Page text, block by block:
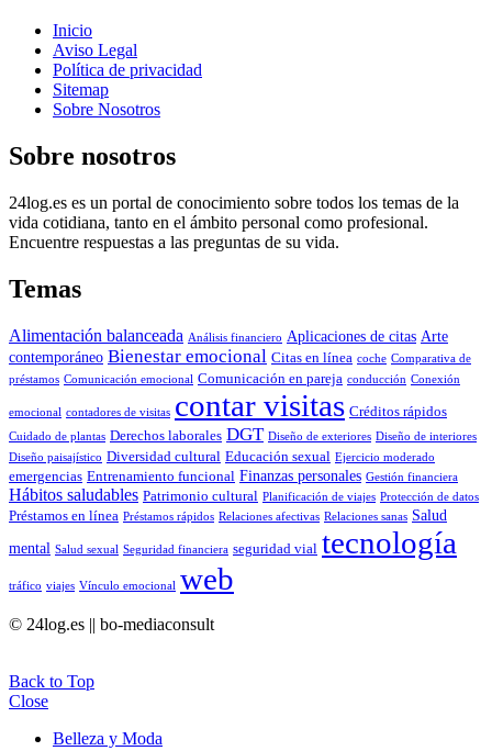
Inicio
Aviso Legal
Política de privacidad
Sitemap
Sobre Nosotros
Sobre nosotros
24log.es es un portal de conocimiento sobre todos los temas de la
vida cotidiana, tanto en el ámbito personal como profesional.
Encuentre respuestas a las preguntas de su vida.
Temas
Alimentación balanceada Análisis financiero Aplicaciones de citas Arte
contemporáneo Bienestar emocional Citas en línea coche Comparativa de
préstamos Comunicación emocional Comunicación en pareja conducción Conexión
emocional contadores de visitas contar visitas Créditos rápidos
Cuidado de plantas Derechos laborales DGT Diseño de exteriores Diseño de interiores
Diseño paisajístico Diversidad cultural Educación sexual Ejercicio moderado
emergencias Entrenamiento funcional Finanzas personales Gestión financiera
Hábitos saludables Patrimonio cultural Planificación de viajes Protección de datos
Préstamos en línea Préstamos rápidos Relaciones afectivas Relaciones sanas Salud
mental Salud sexual Seguridad financiera seguridad vial tecnología
tráfico viajes Vínculo emocional web
© 24log.es || bo-mediaconsult
Back to Top
Close
Belleza y Moda